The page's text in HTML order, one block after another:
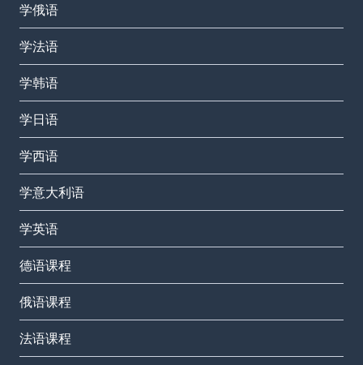
学俄语
学法语
学韩语
学日语
学西语
学意大利语
学英语
德语课程
俄语课程
法语课程